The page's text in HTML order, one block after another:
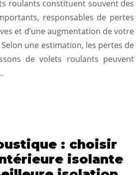
roulants constituent souvent des
responsables de pertes
et d’une augmentation de votre
une estimation, les pertes de
de volets roulants peuvent
: choisir
isolante